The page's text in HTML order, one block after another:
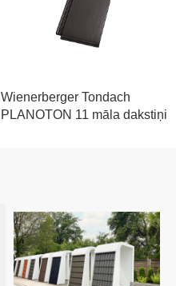
Wienerberger Tondach
PLANOTON 11 māla dakstiņi